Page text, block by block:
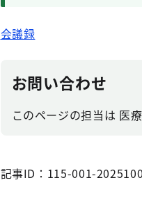
会議録
お問い合わせ
このページの担当は 医
記事ID：115-001-